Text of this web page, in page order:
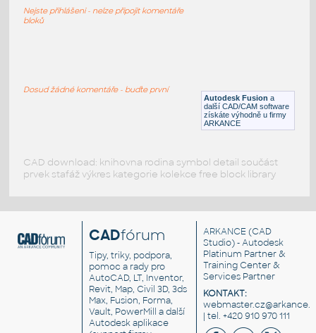
Ocel
Autodesk Fusion a
další CAD/CAM software
získáte výhodně u firmy
ARKANCE
Nejste přihlášeni - nelze připojit komentáře
bloků
Dosud žádné komentáře - buďte první
CAD download: knihovna rodina symbol detail součást
prvek stafáž výkres kategorie kolekce free block library
CADfórum
Tipy, triky, podpora,
pomoc a rady pro
AutoCAD, LT, Inventor,
Revit, Map, Civil 3D, 3ds
Max, Fusion, Forma,
Vault, PowerMill a další
Autodesk aplikace
ARKANCE (CAD
Studio) - Autodesk
Platinum Partner &
Training Center &
Services Partner
KONTAKT:
| tel. +420 910 970 111